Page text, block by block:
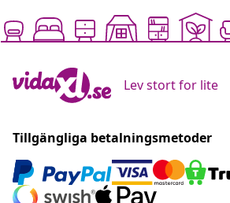
Lev stort for lite
Tillgängliga betalningsmetoder